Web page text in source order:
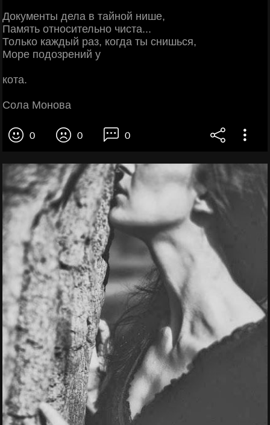
Документы дела в тайной нише,
Память относительно чиста...
Только каждый раз, когда ты снишься,
Море подозрений у
кота.
Сола Монова
0 0 0